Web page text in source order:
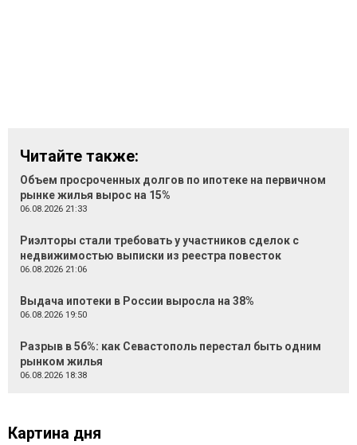
Читайте также:
Объем просроченных долгов по ипотеке на первичном
рынке жилья вырос на 15%
06.08.2026 21:33
Риэлторы стали требовать у участников сделок с
недвижимостью выписки из реестра повесток
06.08.2026 21:06
Выдача ипотеки в России выросла на 38%
06.08.2026 19:50
Разрыв в 56%: как Севастополь перестал быть одним
рынком жилья
06.08.2026 18:38
Картина дня